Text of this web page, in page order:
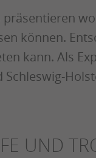
können.
kann. Als
Schleswig-
UND